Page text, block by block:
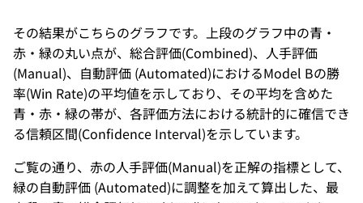
その結果がこちらのグラフです。上段のグラフ中の青・
赤・緑の丸い点が、総合評価(Combined)、人手評価
(Manual)、自動評価 (Automated)におけるModel Bの勝
率(Win Rate)の平均値を示しており、その平均を含めた
青・赤・緑の帯が、各評価方法における統計的に確信でき
る信頼区間(Confidence Interval)を示しています。
ご覧の通り、赤の人手評価(Manual)を正解の指標として、
緑の自動評価 (Automated)に調整を加えて算出した、最